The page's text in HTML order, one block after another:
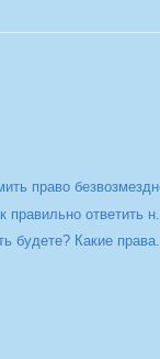
право
ответить н...
будете? Какие